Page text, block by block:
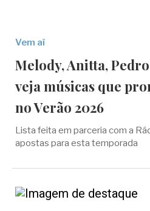
Vem aí
Melody, Anitta,
veja músicas que
no Verão 2026
Lista feita em parceria com a
apostas para esta temporada